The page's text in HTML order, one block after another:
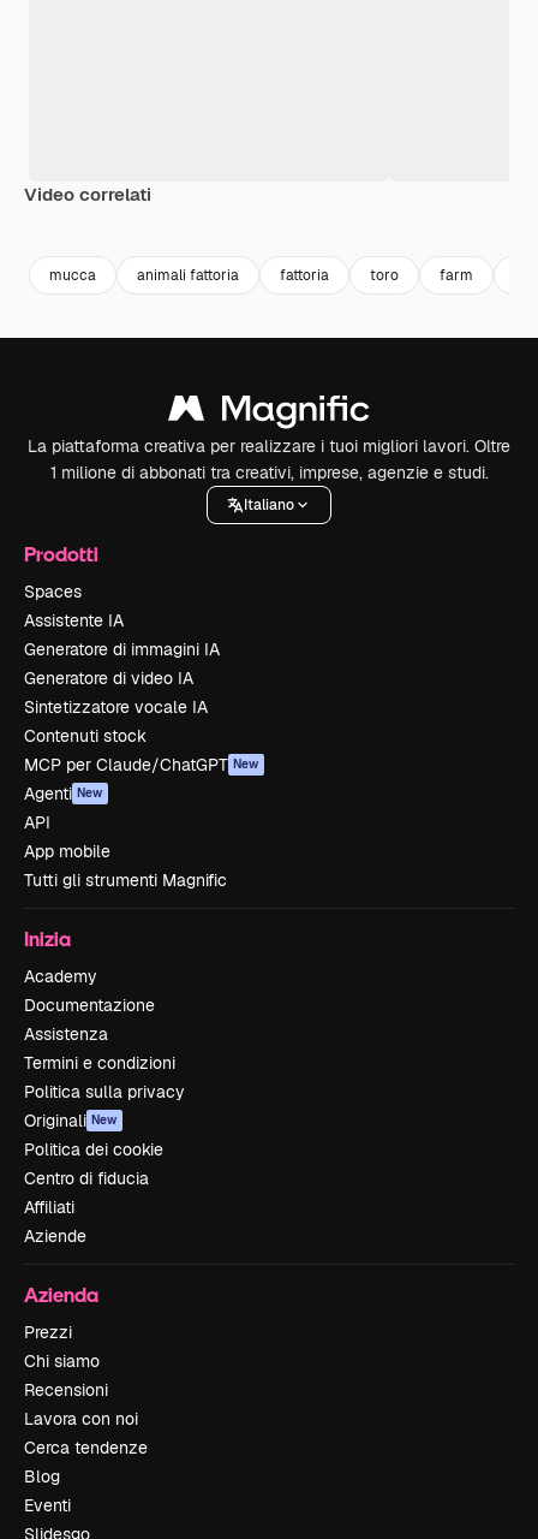
Video correlati
mucca animali fattoria fattoria toro farm
La piattaforma creativa per realizzare i tuoi migliori lavori. Oltre
1 milione di abbonati tra creativi, imprese, agenzie e studi.
Italiano
Prodotti
Spaces
Assistente IA
Generatore di immagini IA
Generatore di video IA
Sintetizzatore vocale IA
Contenuti stock
MCP per Claude/ChatGPT New
Agenti New
API
App mobile
Tutti gli strumenti Magnific
Inizia
Academy
Documentazione
Assistenza
Termini e condizioni
Politica sulla privacy
Originali New
Politica dei cookie
Centro di fiducia
Affiliati
Aziende
Azienda
Prezzi
Chi siamo
Recensioni
Lavora con noi
Cerca tendenze
Blog
Eventi
Slidesgo